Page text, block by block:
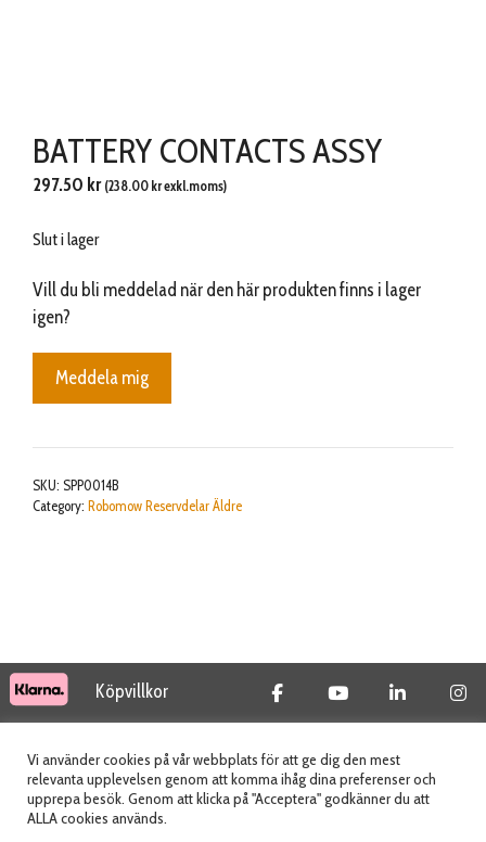
BATTERY CONTACTS ASSY
297.50 kr (238.00 krexkl.moms)
Slut i lager
Vill du bli meddelad när den här produkten finns i lager
igen?
Meddela mig
SKU: SPP0014B
Category: Robomow Reservdelar Äldre
Köpvillkor
© 2026 Tidab AB - All Rights Reserved
Vi använder cookies på vår webbplats för att ge dig den mest
relevanta upplevelsen genom att komma ihåg dina preferenser och
upprepa besök. Genom att klicka på "Acceptera" godkänner du att
ALLA cookies används.